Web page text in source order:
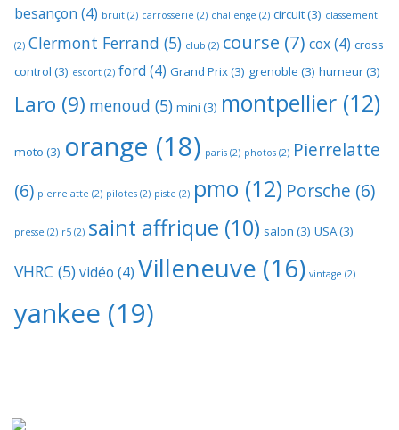
besançon (4) bruit (2) carrosserie (2) challenge (2) circuit(3) classement
(2) Clermont Ferrand (5) club (2) course (7) cox(4) cross
control (3) escort (2) ford (4) Grand Prix(3) grenoble (3) humeur(3)
Laro (9) menoud (5) mini (3) montpellier (12)
moto (3) orange (18) paris (2) photos (2) Pierrelatte
(6) pierrelatte (2) pilotes (2) piste (2) pmo (12) Porsche (6)
presse (2) r5 (2) saint affrique (10) salon (3) USA(3)
VHRC (5)vidéo (4) Villeneuve (16) vintage (2)
yankee (19)